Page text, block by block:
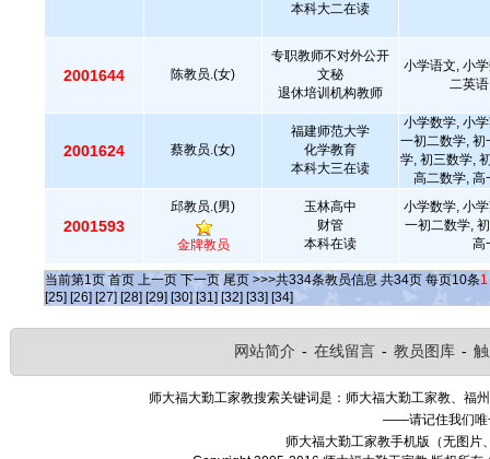
本科大二在读
2001644 陈教员.(女)
专职教师不对外公开
文秘
退休培训机构教师
小学语文, 小
二英
2001624 蔡教员.(女)
福建师范大学
化学教育
本科大三在读
小学数学, 小
一初二数学, 初
学, 初三数学,
高二数学, 高
2001593
邱教员.(男)
金牌教员
玉林高中
财管
本科在读
小学数学, 小
一初二数学,
高
当前第1页 首页 上一页 下一页 尾页 >>>共334条教员信息 共34页 每页10条1
[25] [26] [27] [28] [29] [30] [31] [32] [33] [34]
网站简介 - 在线留言 - 教员图库 -
师大福大勤工家教搜索关键词是：师大福大勤工家教、福
——请记住我们唯
师大福大勤工家教手机版（无图片